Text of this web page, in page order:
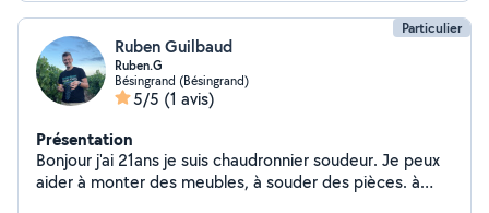
Particulier
Ruben Guilbaud
Ruben.G
Bésingrand (Bésingrand)
5/5 (1 avis)
Présentation
Bonjour j'ai 21ans je suis chaudronnier soudeur. Je peux
aider à monter des meubles, à souder des pièces. à